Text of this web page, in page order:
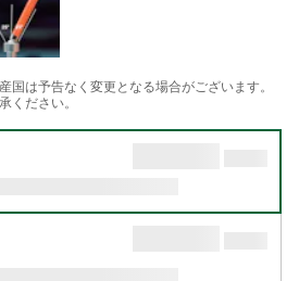
は予告なく変更となる場合がございます。
ください。